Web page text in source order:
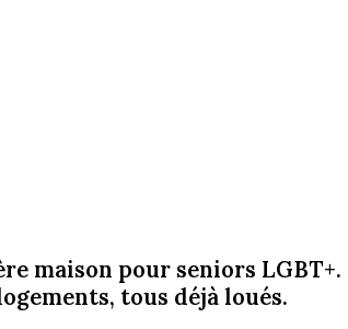
maison pour seniors LGBT+.
tous déjà loués.